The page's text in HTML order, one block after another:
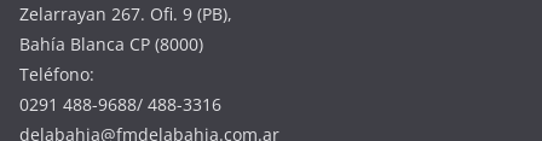
Zelarrayan 267. Ofi. 9 (PB),
Bahía Blanca CP (8000)
Teléfono:
0291 488-9688/ 488-3316
delabahia@fmdelabahia.com.ar